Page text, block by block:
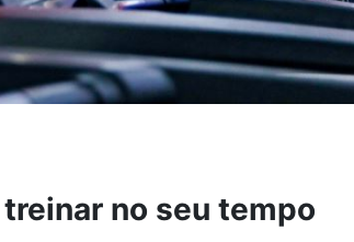
treinar no seu tempo